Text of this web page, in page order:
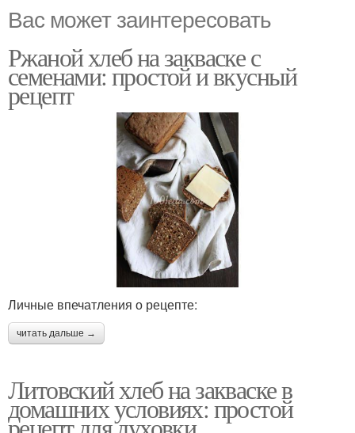
Вас может заинтересовать
Ржаной хлеб на закваске с
семенами: простой и вкусный
рецепт
Личные впечатления о рецепте:
читать дальше →
Литовский хлеб на закваске в
домашних условиях: простой